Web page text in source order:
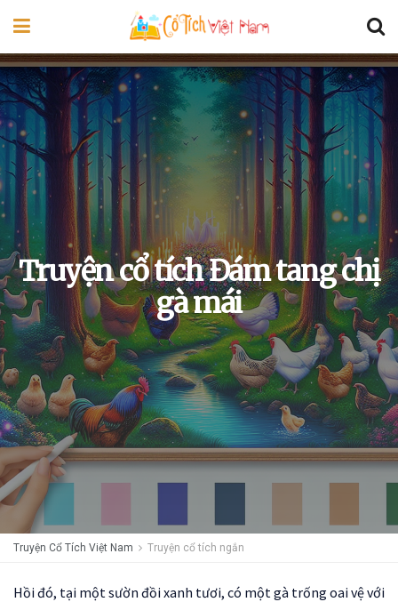
Truyện cổ tích Đám tang chị
gà mái
Truyện Cổ Tích Việt Nam Truyện cổ tích ngắn
Hồi đó, tại một sườn đồi xanh tươi, có một gà trống oai vệ với